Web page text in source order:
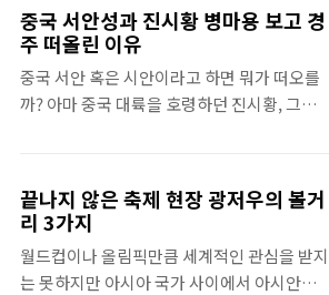
한 채소와 기름진 음식을 지속적으로 먹기 어
렵다. 낯선 음식에 두려움이 앞서는 여행자를
위해 교환학생으로 중국 북경에 머무는 동안
직접 찾아다니며 맛본, 북경에서 무리 없이 먹
어볼 만한 할 음식들을 소개한다. 로마에선 ..
내부는 알지 못한다. 우리가 알지 못 하는 곳 중
하나가 따퉁(단장)이다. 북경에서 가까운 꽤 큰
도시이지만, 따퉁을 아는 이는 많지 않을 것이
다. 곧 무너질 것 같은 절벽 위에 지은 절, 현공
위치해 있다. 아직 관광 인프라가 구축되지 않
았기에 시외버스를 타고 가거나 택시를 대절해
야 한다. 현공사는 깎아지른 절벽에 세워진 목
조건축군이다. 절벽에 구멍을 파 대들보를 연
중국 서안성과 진시황 병마용 보고 경
주 떠올린 이유
중국 서안 혹은 시안이라고 하면 뭐가 떠오를
까? 아마 중국 대륙을 호령하던 진시황, 그리고
갔지만, 그 외에도 아시아 최대 분수쇼를 비롯
해 현대와 자연스럽게 조화를 이루는 색다른
모습을 만날 수 있었다. 서안역에 내리자마자
놀란 것은, 바로 명나라 시대의 서안성이 그대
끝나지 않은 축제 현장 광저우의 볼거
리 3가지
월드컵이나 올림픽만큼 세계적인 관심을 받지
는 못하지만 아시아 국가 사이에서 아시안게임